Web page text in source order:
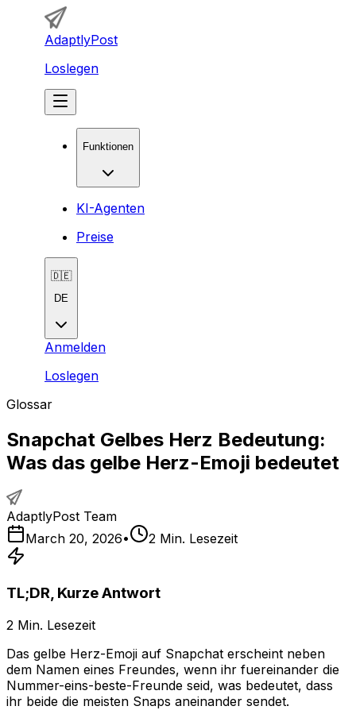
AdaptlyPost
Loslegen
Funktionen
KI-Agenten
Preise
🇩🇪
DE
Anmelden
Loslegen
Glossar
Snapchat Gelbes Herz Bedeutung:
Was das gelbe Herz-Emoji bedeutet
AdaptlyPost Team
March 20, 2026• 2 Min. Lesezeit
TL;DR, Kurze Antwort
2 Min. Lesezeit
Das gelbe Herz-Emoji auf Snapchat erscheint neben
dem Namen eines Freundes, wenn ihr fuereinander die
Nummer-eins-beste-Freunde seid, was bedeutet, dass
ihr beide die meisten Snaps aneinander sendet.